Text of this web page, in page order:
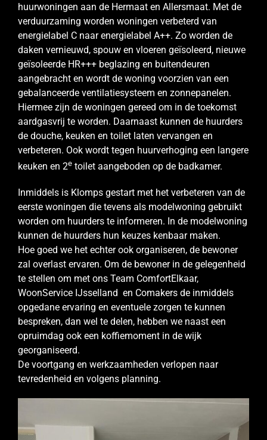
huurwoningen aan de Hermaat en Allersmaat. Met de
verduurzaming worden woningen verbeterd van
energielabel C naar energielabel A++. Zo worden de
daken vernieuwd, spouw en vloeren geïsoleerd, nieuwe
geïsoleerde HR+++ beglazing en buitendeuren
aangebracht en wordt de woning voorzien van een
gebalanceerde ventilatiesysteem en zonnepanelen.
Hiermee zijn de woningen gereed om in de toekomst
aardgasvrij te worden. Daarnaast kunnen de huurders
de douche, keuken en toilet laten vervangen en
verbeteren. Ook wordt tegen huurverhoging een langere
keuken en 2e toilet aangeboden op de badkamer.
Inmiddels is Klomps gestart met het verbeteren van de
eerste woningen die tevens als modelwoning gebruikt
worden om huurders te informeren. In de modelwoning
kunnen de huurders hun keuzes kenbaar maken.
Hoe goed we het echter ook organiseren, de bewoner
zal overlast ervaren. Om de bewoner in de gelegenheid
te stellen om met ons Team ComfortElkaar,
WoonService IJsselland en Comakers de inmiddels
opgedane ervaring en eventuele zorgen te kunnen
bespreken, dan wel te delen, hebben we naast een
opruimdag ook een koffiemoment in de wijk
georganiseerd.
De voortgang en werkzaamheden verlopen naar
tevredenheid en volgens planning.